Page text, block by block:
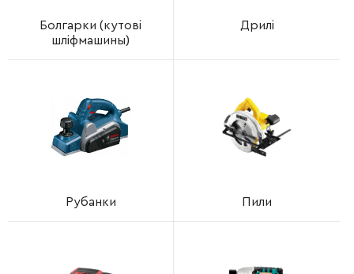
Болгарки (кутові
шліфмашины)
Дрилі
Рубанки Пили